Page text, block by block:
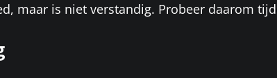
maar is niet verstandig. Probeer daarom